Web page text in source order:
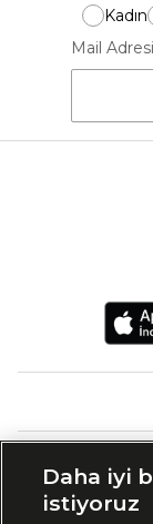
Kadın
Mail
Daha iyi
istiyoruz